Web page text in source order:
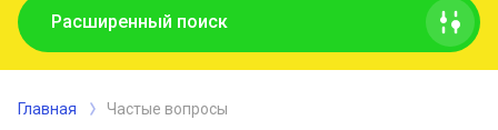
Расширенный поиск
Главная Частые вопросы